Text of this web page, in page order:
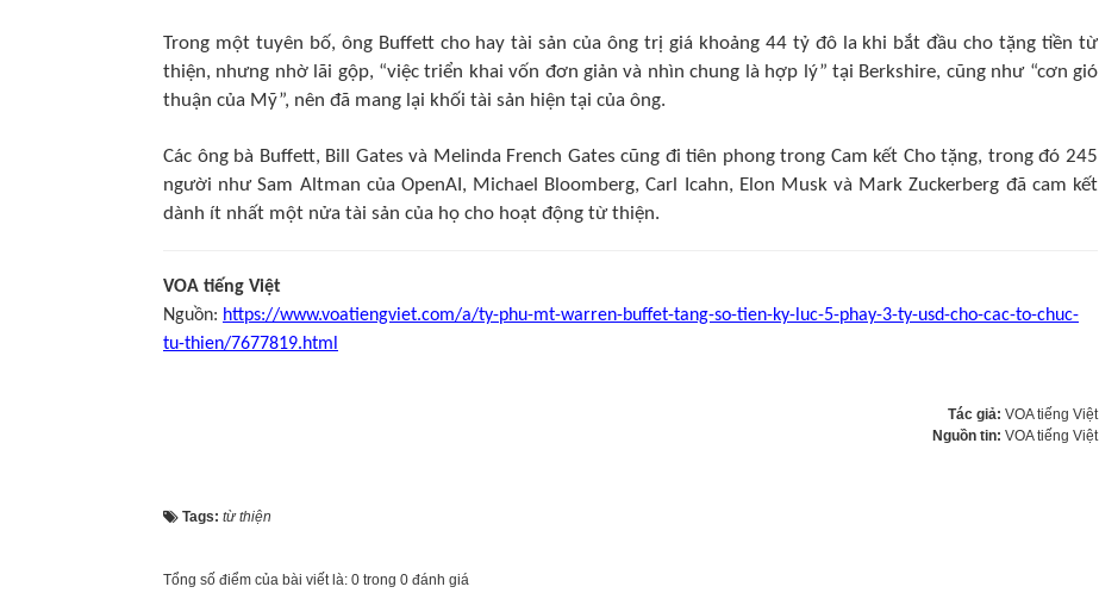
Trong một tuyên bố, ông Buffett cho hay tài sản của ông trị giá khoảng 44 tỷ đô la khi bắt đầu cho tặng tiền từ
thiện, nhưng nhờ lãi gộp, “việc triển khai vốn đơn giản và nhìn chung là hợp lý” tại Berkshire, cũng như “cơn gió
thuận của Mỹ”, nên đã mang lại khối tài sản hiện tại của ông.
Các ông bà Buffett, Bill Gates và Melinda French Gates cũng đi tiên phong trong Cam kết Cho tặng, trong đó 245
người như Sam Altman của OpenAI, Michael Bloomberg, Carl Icahn, Elon Musk và Mark Zuckerberg đã cam kết
dành ít nhất một nửa tài sản của họ cho hoạt động từ thiện.
VOA tiếng Việt
Nguồn: https://www.voatiengviet.com/a/ty-phu-mt-warren-buffet-tang-so-tien-ky-luc-5-phay-3-ty-usd-cho-cac-to-chuc-
tu-thien/7677819.html
Tác giả: VOA tiếng Việt
Nguồn tin: VOA tiếng Việt
Tags: từ thiện
Tổng số điểm của bài viết là: 0 trong 0 đánh giá